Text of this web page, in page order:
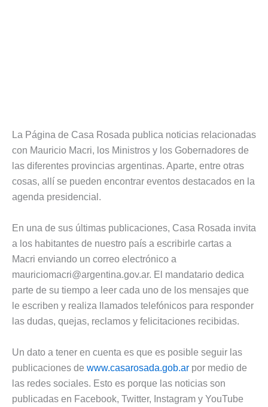
La Página de Casa Rosada publica noticias relacionadas
con Mauricio Macri, los Ministros y los Gobernadores de
las diferentes provincias argentinas. Aparte, entre otras
cosas, allí se pueden encontrar eventos destacados en la
agenda presidencial.
En una de sus últimas publicaciones, Casa Rosada invita
a los habitantes de nuestro país a escribirle cartas a
Macri enviando un correo electrónico a
mauriciomacri@argentina.gov.ar. El mandatario dedica
parte de su tiempo a leer cada uno de los mensajes que
le escriben y realiza llamados telefónicos para responder
las dudas, quejas, reclamos y felicitaciones recibidas.
Un dato a tener en cuenta es que es posible seguir las
publicaciones de www.casarosada.gob.ar por medio de
las redes sociales. Esto es porque las noticias son
publicadas en Facebook, Twitter, Instagram y YouTube